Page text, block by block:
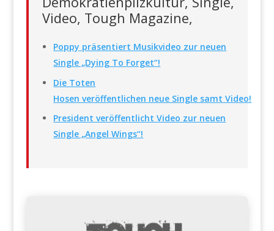
Video, Tough Magazine,
Poppy präsentiert Musikvideo zur neuen
Single „Dying To Forget“!
Die Toten
Hosen veröffentlichen neue Single samt Video!
President veröffentlicht Video zur neuen
Single „Angel Wings“!